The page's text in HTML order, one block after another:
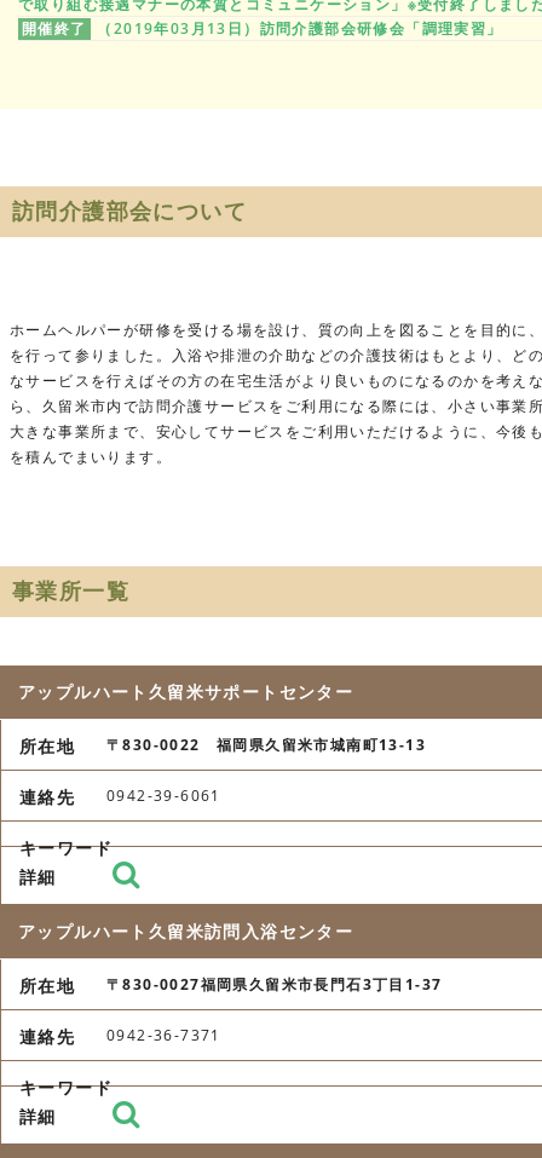
で取り組む接遇マナーの本質とコミュニケーション」※受付終了しまし
開催終了
（2019年03月13日）訪問介護部会研修会「調理実習」
訪問介護部会について
ホームヘルパーが研修を受ける場を設け、質の向上を図ることを目的に
を行って参りました。入浴や排泄の介助などの介護技術はもとより、ど
なサービスを行えばその方の在宅生活がより良いものになるのかを考え
ら、久留米市内で訪問介護サービスをご利用になる際には、小さい事業
大きな事業所まで、安心してサービスをご利用いただけるように、今後
を積んでまいります。
事業所一覧
アップルハート久留米サポートセンター
〒830-0022 福岡県久留米市城南町13-13
0942-39-6061
アップルハート久留米訪問入浴センター
〒830-0027福岡県久留米市長門石3丁目1-37
0942-36-7371